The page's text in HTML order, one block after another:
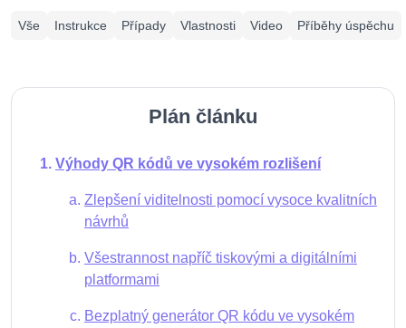
Vše Instrukce Případy Vlastnosti Video Příběhy úspěchu
Plán článku
Výhody QR kódů ve vysokém rozlišení
Zlepšení viditelnosti pomocí vysoce kvalitních
návrhů
Všestrannost napříč tiskovými a digitálními
platformami
Bezplatný generátor QR kódu ve vysokém